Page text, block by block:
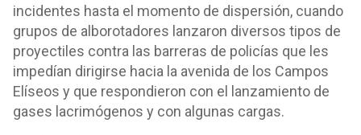
incidentes hasta el momento de dispersión, cuando
grupos de alborotadores lanzaron diversos tipos de
proyectiles contra las barreras de policías que les
impedían dirigirse hacia la avenida de los Campos
Elíseos y que respondieron con el lanzamiento de
gases lacrimógenos y con algunas cargas.